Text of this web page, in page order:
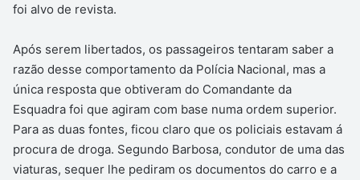
foi alvo de revista.
Após serem libertados, os passageiros tentaram saber a
razão desse comportamento da Polícia Nacional, mas a
única resposta que obtiveram do Comandante da
Esquadra foi que agiram com base numa ordem superior.
Para as duas fontes, ficou claro que os policiais estavam á
procura de droga. Segundo Barbosa, condutor de uma das
viaturas, sequer lhe pediram os documentos do carro e a